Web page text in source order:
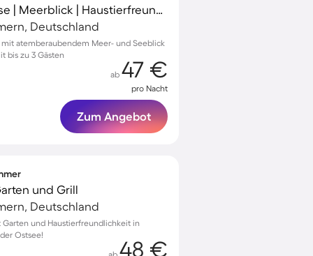
Ferienhaus mit Terrasse | Meerblick | Haustierfreundlich
Deutschland
atemberaubendem Meer- und Seeblick
bis zu 3 Gästen
ab 47 €
pro Nacht
Zum Angebot
und Grill
Deutschland
und Haustierfreundlichkeit in
Ostsee!
48 €